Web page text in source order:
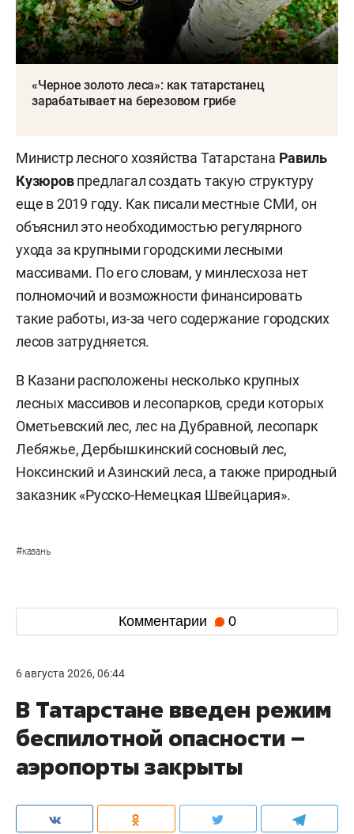
«Черное золото леса»: как татарстанец
зарабатывает на березовом грибе
Министр лесного хозяйства Татарстана Равиль
Кузюровпредлагал создать такую структуру
еще в 2019 году. Как писали местные СМИ, он
объяснил это необходимостью регулярного
ухода за крупными городскими лесными
массивами. По его словам, у минлесхоза нет
полномочий и возможности финансировать
такие работы, из-за чего содержание городских
лесов затрудняется.
В Казани расположены несколько крупных
лесных массивов и лесопарков, среди которых
Ометьевский лес, лес на Дубравной, лесопарк
Лебяжье, Дербышкинский сосновый лес,
Ноксинский и Азинский леса, а также природный
заказник «Русско-Немецкая Швейцария».
#казань
Комментарии 0
6 августа 2026, 06:44
В Татарстане введен режим
беспилотной опасности –
аэропорты закрыты